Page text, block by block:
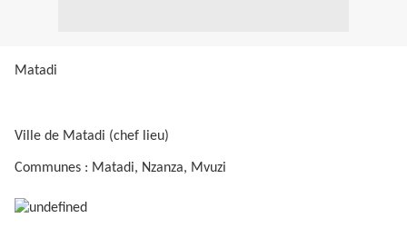
Matadi
Ville de Matadi (chef lieu)
Communes : Matadi, Nzanza, Mvuzi